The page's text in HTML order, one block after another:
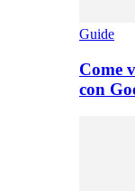
Guide
Come
con